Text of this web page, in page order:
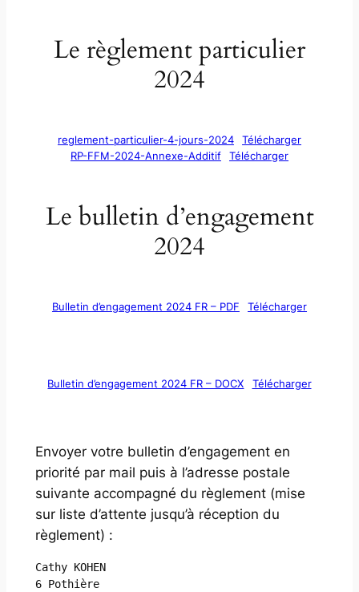
Le règlement particulier
2024
reglement-particulier-4-jours-2024
Télécharger
RP-FFM-2024-Annexe-Additif
Télécharger
Le bulletin d’engagement
2024
Bulletin d’engagement 2024 FR – PDF Télécharger
Bulletin d’engagement 2024 FR – DOCX Télécharger
Envoyer votre bulletin d’engagement en
priorité par mail puis à l’adresse postale
suivante accompagné du règlement (mise
sur liste d’attente jusqu’à réception du
règlement) :
Cathy KOHEN
6 Pothière